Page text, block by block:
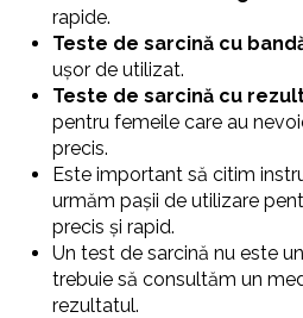
rapide.
Teste de sarcină cu
ușor de utilizat.
Teste de sarcină cu
pentru femeile care au
precis.
Este important să citim
urmăm pașii de utilizare
precis și rapid.
Un test de sarcină nu este
trebuie să consultăm un
rezultatul.